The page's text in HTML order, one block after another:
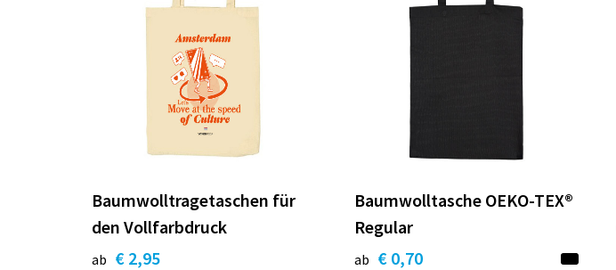
Baumwolltragetaschen für
den Vollfarbdruck
ab € 2,95
Baumwolltasche OEKO-TEX®
Regular
ab € 0,70